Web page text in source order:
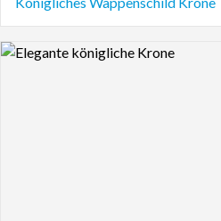
Logo Preview Image